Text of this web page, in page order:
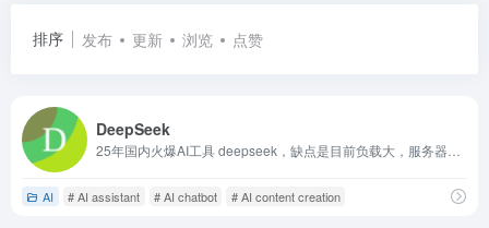
排序 发布 更新 浏览 点赞
DeepSeek
AI # AI assistant # AI chatbot # AI content creation